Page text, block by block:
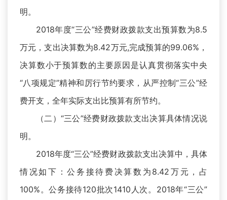
明。
2018年度“三公”经费财政拨款支出预算数为8.5
万元，支出决算数为8.42万元,完成预算的99.06%，
决算数小于预算数的主要原因是认真贯彻落实中央
“八项规定”精神和厉行节约要求，从严控制“三公”经
费开支，全年实际支出比预算有所节约。
（二）“三公”经费财政拨款支出决算具体情况说
明。
2018年度“三公”经费财政拨款支出决算中，具体
情况如下：公务接待费决算数为8.42万元，占
100%。公务接待120批次1410人次。2018年“三公”